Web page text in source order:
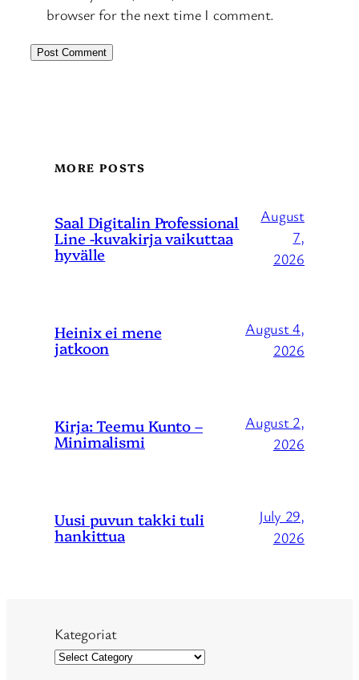
browser for the next time I comment.
MORE POSTS
Saal Digitalin Professional
Line -kuvakirja vaikuttaa
hyvälle
August
7,
2026
Heinix ei mene
jatkoon
August 4,
2026
Kirja: Teemu Kunto –
Minimalismi
August 2,
2026
Uusi puvun takki tuli
hankittua
July 29,
2026
Kategoriat